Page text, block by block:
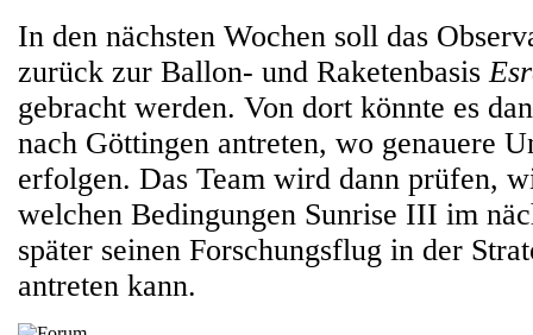
In den nächsten Wochen soll das
zurück zur Ballon- und Raketenbasis
gebracht werden. Von dort könnte es
nach Göttingen antreten, wo genauere
erfolgen. Das Team wird dann prüfen,
welchen Bedingungen Sunrise III im
später seinen Forschungsflug in der
antreten kann.